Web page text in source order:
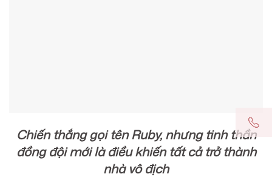
Chiến thắng gọi tên Ruby, nhưng tinh thần
đồng đội mới là điều khiến tất cả trở thành
nhà vô địch